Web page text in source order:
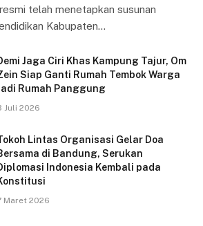
telah menetapkan susunan
Kabupaten…
Jaga Ciri Khas Kampung Tajur, Om
Siap Ganti Rumah Tembok Warga
Rumah Panggung
Juli 2026
Lintas Organisasi Gelar Doa
di Bandung, Serukan
Indonesia Kembali pada
Maret 2026